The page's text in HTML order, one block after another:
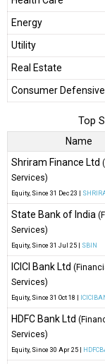
Energy
Utility
Real Estate
Consumer Defensive
Top
Name
Shriram Finance Ltd
Services)
Equity , Since 31 Dec 23 |
State Bank of India
Services)
Equity , Since 31 Jul 25 | SBIN
ICICI Bank Ltd
Services)
Equity , Since 31 Oct 18 |
HDFC Bank Ltd
Services)
Equity , Since 30 Apr 25 |